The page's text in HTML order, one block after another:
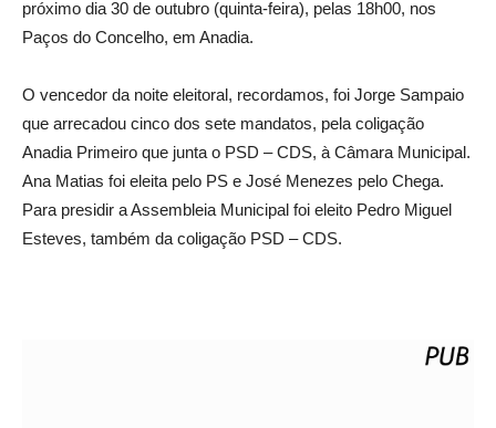
próximo dia 30 de outubro (quinta-feira), pelas 18h00, nos
Paços do Concelho, em Anadia.
O vencedor da noite eleitoral, recordamos, foi Jorge Sampaio
que arrecadou cinco dos sete mandatos, pela coligação
Anadia Primeiro que junta o PSD – CDS, à Câmara Municipal.
Ana Matias foi eleita pelo PS e José Menezes pelo Chega.
Para presidir a Assembleia Municipal foi eleito Pedro Miguel
Esteves, também da coligação PSD – CDS.